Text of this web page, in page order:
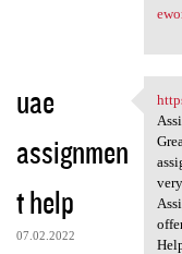
uae
assignmen
t help
07.02.2022